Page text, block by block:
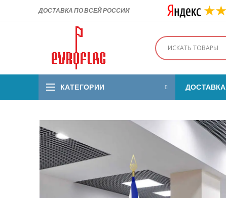
ДОСТАВКА ПО ВСЕЙ РОССИИ
КАТЕГОРИИ ДОСТАВКА